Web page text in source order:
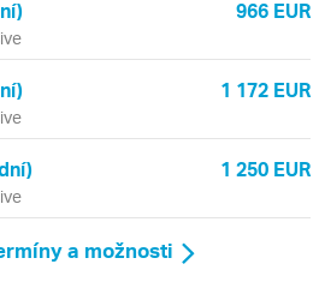
966 EUR
1 172 EUR
1 250 EUR
a možnosti